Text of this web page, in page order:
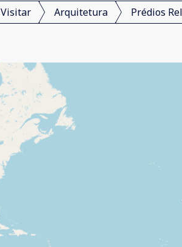
Arquitetura Prédios